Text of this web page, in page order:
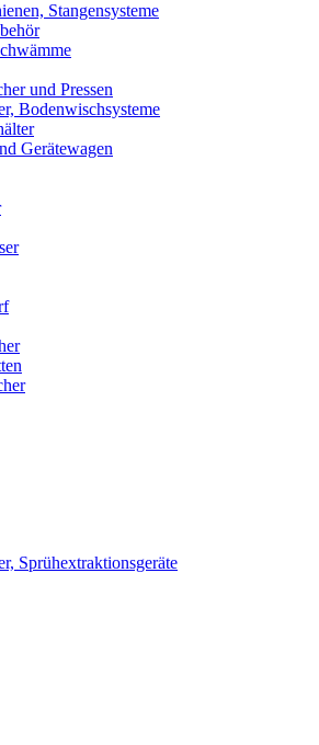
Stangensysteme
und Pressen
Bodenwischsysteme
Gerätewagen
Sprühextraktionsgeräte